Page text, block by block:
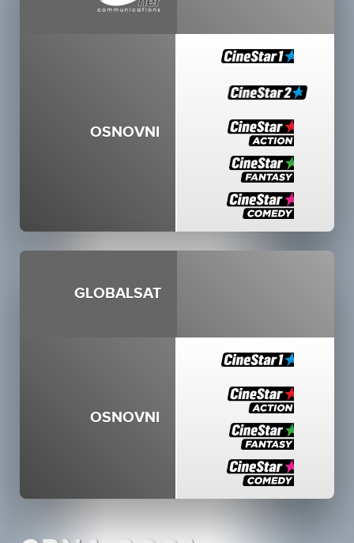
OSNOVNI
GLOBALSAT
OSNOVNI